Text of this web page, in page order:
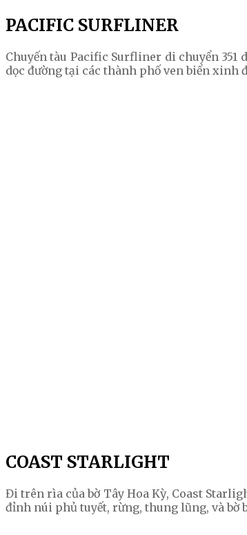
PACIFIC SURFLINER
Chuyến tàu Pacific Surfliner di chuyển 351
dọc đường tại các thành phố ven biển xinh
COAST STARLIGHT
Đi trên rìa của bờ Tây Hoa Kỳ, Coast
đỉnh núi phủ tuyết, rừng, thung lũng, và bờ